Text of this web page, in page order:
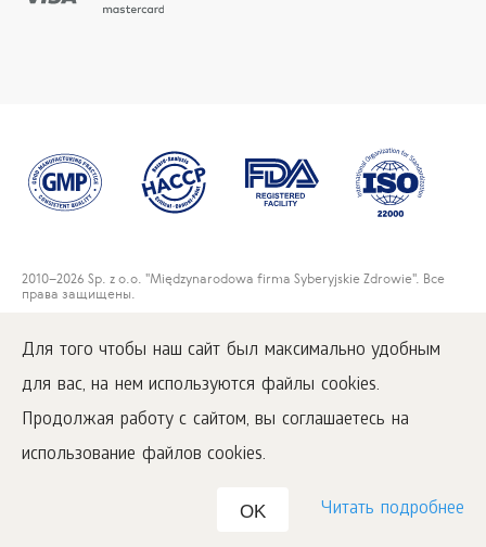
Для того чтобы наш сайт был максимально удобным
для вас, на нем используются файлы cookies.
Продолжая работу с сайтом, вы соглашаетесь на
использование файлов cookies.
OK Читать подробнее
2010–2026 Sp. z o.o. "Międzynarodowa firma Syberyjskie Zdrowie". Все
права защищены.
www.siberianwellness.com.
Регламент
Политика конфиденциальности